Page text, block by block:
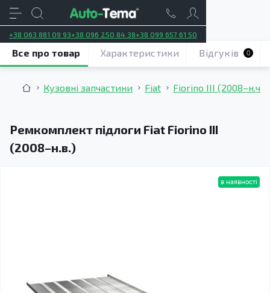
+38 063 881 09 93+38 096 250 84 38+38 099 657 61 50
Кузовні запчастини Fiat Fiorino III (2008–н.ч.)
Ремкомплект підлоги Fiat Fiorino III
(2008–н.в.)
Все про товар Характеристики Відгуків 0
в наявності